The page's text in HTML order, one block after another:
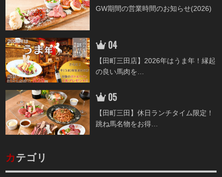
GW期間の営業時間のお知らせ(2026)
【田町三田店】2026年はうま年！縁起
の良い馬肉を
【田町三田】休日ランチタイム限定！
跳ね馬名物をお得
カテゴリ